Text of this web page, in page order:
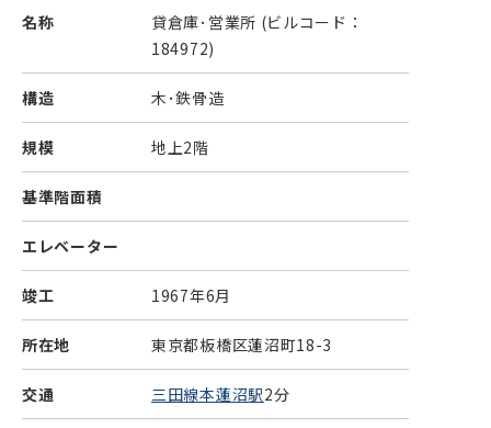
名称 貸倉庫･営業所 (ビルコード：
184972)
構造 木･鉄骨造
規模 地上2階
基準階面積
エレベーター
竣工 1967年6月
所在地 東京都板橋区蓮沼町18-3
交通 三田線本蓮沼駅2分